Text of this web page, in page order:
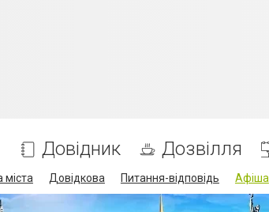
Довідник Дозвілля
міста Довідкова Питання-відповідь Афіша